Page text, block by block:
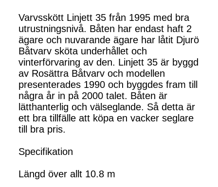
Varvsskött Linjett 35 från 1995 med bra
utrustningsnivå. Båten har endast haft 2
ägare och nuvarande ägare har låtit Djurö
Båtvarv sköta underhållet och
vinterförvaring av den. Linjett 35 är byggd
av Rosättra Båtvarv och modellen
presenterades 1990 och byggdes fram till
några år in på 2000 talet. Båten är
lätthanterlig och välseglande. Så detta är
ett bra tillfälle att köpa en vacker seglare
till bra pris.
Specifikation
Längd över allt 10.8 m